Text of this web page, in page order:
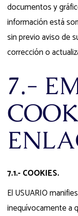
documentos y
información está
sin previo aviso de
corrección o
7.-
7.1.- COOKIES.
El USUARIO
inequívocamente a